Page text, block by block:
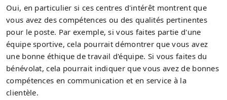
Oui, en particulier si ces centres d'intérêt montrent que
vous avez des compétences ou des qualités pertinentes
pour le poste. Par exemple, si vous faites partie d'une
équipe sportive, cela pourrait démontrer que vous avez
une bonne éthique de travail d'équipe. Si vous faites du
bénévolat, cela pourrait indiquer que vous avez de bonnes
compétences en communication et en service à la
clientèle.